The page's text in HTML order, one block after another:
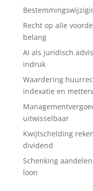
Recht op alle
belang
AI als juridisch
indruk
Waardering
indexatie en
uitwisselbaar
Kwijtschelding
dividend
Schenking
loon